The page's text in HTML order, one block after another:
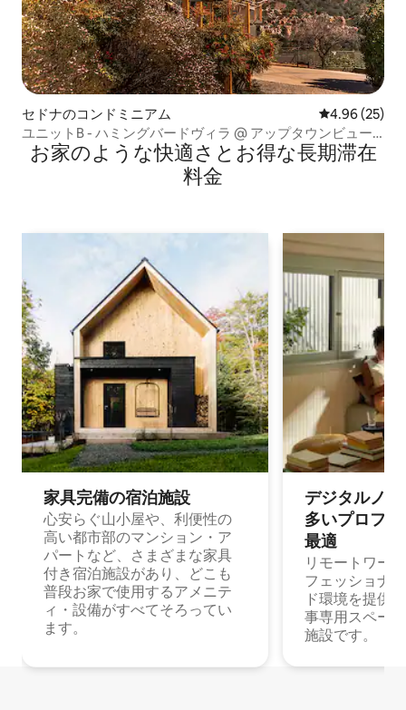
セドナのコンドミニアム レビュー25
4.96 (25)
ユニットB - ハミングバードヴィラ @ アップタウンビュー
ヴィラ
お家のような快⁠適⁠さ⁠とお⁠得⁠な長⁠期⁠滞⁠在
料⁠金
家具完備の宿⁠泊⁠施⁠設
心安らぐ山小屋や、利便性の
高い都市部のマンション・ア
パートなど、さまざまな家具
付き宿泊施設があり、どこも
普段お家で使用するアメニテ
ィ・設備がすべてそろってい
ます。
デジタルノ
多⁠いプ⁠ロ⁠フ⁠
最⁠適
リモートワー
フェッショナ
ド環境を提供
事専用スペー
施設です。